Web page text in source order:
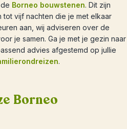
Borneo bouwstenen. Dit zijn
vijf nachten die je met elkaar
aan, wij adviseren over de
je samen. Ga je met je gezin naar
advies afgestemd op jullie
.
Borneo